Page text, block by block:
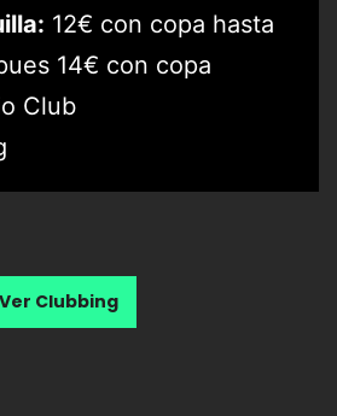
12€ con copa hasta
14€ con copa
Club
Ver Clubbing